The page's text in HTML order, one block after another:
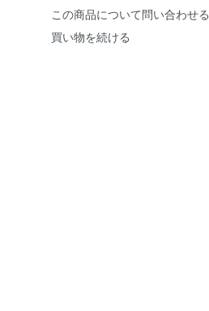
この商品について問い合わせる
買い物を続ける